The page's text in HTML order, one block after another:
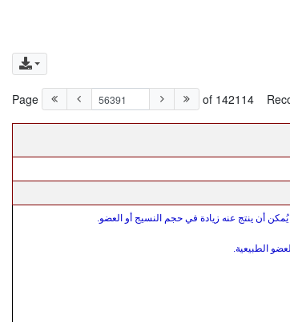
Page of 142114
أن ينتج عنه زيادة في حجم النسيج أو العضو.
الطبيعية.